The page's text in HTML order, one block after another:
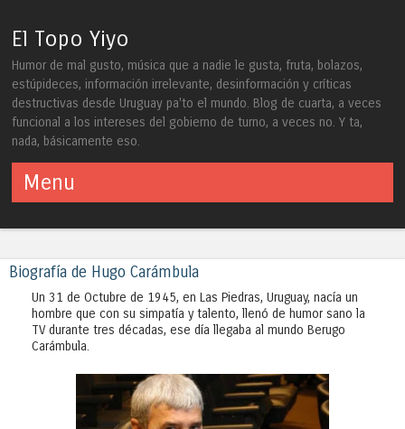
El Topo Yiyo
Humor de mal gusto, música que a nadie le gusta, fruta, bolazos,
estúpideces, información irrelevante, desinformación y críticas
destructivas desde Uruguay pa'to el mundo. Blog de cuarta, a veces
funcional a los intereses del gobierno de turno, a veces no. Y ta,
nada, básicamente eso.
Menu
Biografía de Hugo Carámbula
Un 31 de Octubre de 1945, en Las Piedras, Uruguay, nacía un
hombre que con su simpatía y talento, llenó de humor sano la
TV durante tres décadas, ese día llegaba al mundo Berugo
Carámbula.